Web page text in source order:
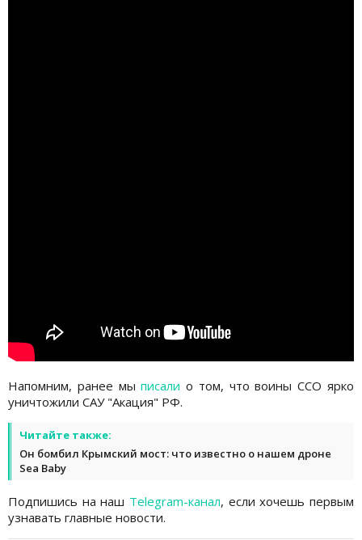
Напомним, ранее мыписали о том, что воины ССО ярко
уничтожили САУ "Акация" РФ.
Читайте также:
Он бомбил Крымский мост: что известно о нашем дроне
Sea Baby
Подпишись на наш Telegram-канал, если хочешь первым
узнавать главные новости.